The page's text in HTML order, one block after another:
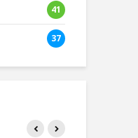
41
37